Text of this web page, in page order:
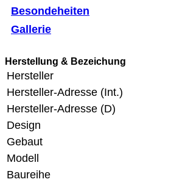
Besondeheiten
Gallerie
Herstellung & Bezeichung
Hersteller
Hersteller-Adresse (Int.)
Hersteller-Adresse (D)
Design
Gebaut
Modell
Baureihe